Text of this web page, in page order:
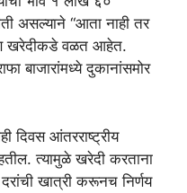
असल्याने “आता नाही तर
खरेदीकडे वळत आहेत.
बाजारांमध्ये दुकानांसमोर
दिवस आंतरराष्ट्रीय
त्यामुळे खरेदी करताना
खात्री करूनच निर्णय